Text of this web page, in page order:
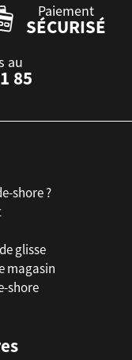
Paiement
SÉCURISÉ
au
85
shore ?
glisse
magasin
shore